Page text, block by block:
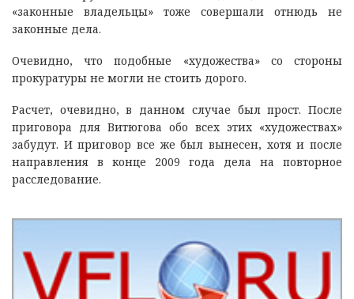
«законные владельцы» тоже совершали отнюдь не
законные дела.
Очевидно, что подобные «художества» со стороны
прокуратуры не могли не стоить дорого.
Расчет, очевидно, в данном случае был прост. После
приговора для Витюгова обо всех этих «художествах»
забудут. И приговор все же был вынесен, хотя и после
направления в конце 2009 года дела на повторное
расследование.